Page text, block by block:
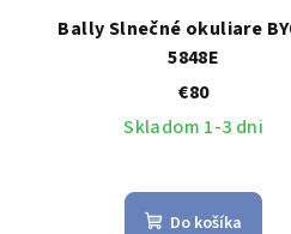
Bally Slnečné okuliare
5848E
€80
Skladom 1-3 dni
Do košíka